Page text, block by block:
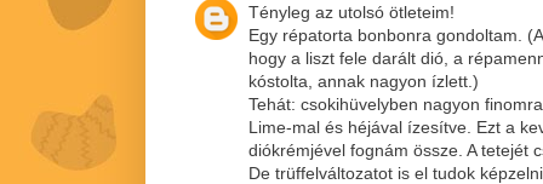
Tényleg az utolsó ötleteim!
Egy répatorta bonbonra gondoltam.
hogy a liszt fele darált dió, a
kóstolta, annak nagyon ízlett.)
Tehát: csokihüvelyben nagyon
Lime-mal és héjával ízesítve. Ezt a
diókrémjével fognám össze. A tetejét
De trüffelváltozatot is el tudok